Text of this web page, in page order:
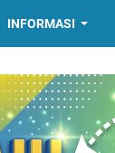
INFORMASI